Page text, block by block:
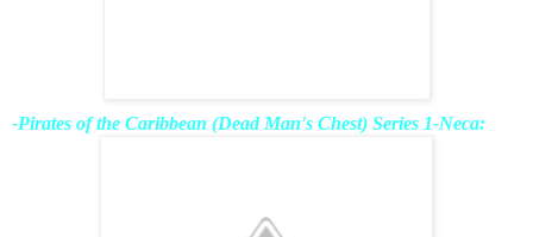
-Pirates of the Caribbean (Dead Man's Chest) Series 1-Neca: